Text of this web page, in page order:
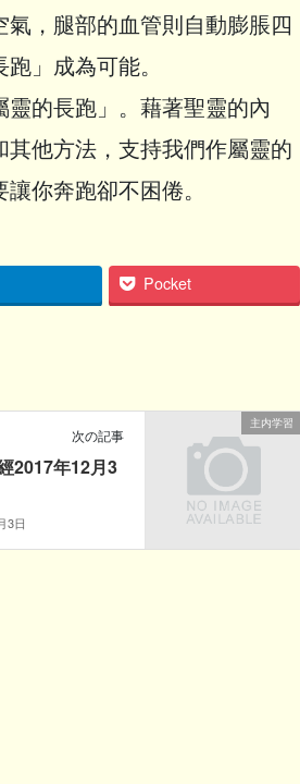
，腿部的血管則自動膨脹四
」成為可能。
的長跑」。藉著聖靈的內
他方法，支持我們作屬靈的
你奔跑卻不困倦。
Pocket
主内学習
次の記事
2017年12月3
3日